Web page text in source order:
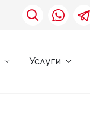
Услуги